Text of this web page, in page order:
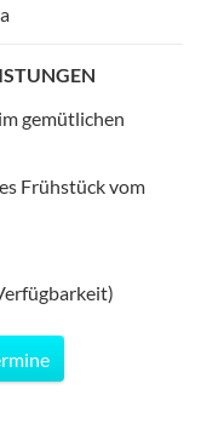
gemütlichen
Frühstück vom